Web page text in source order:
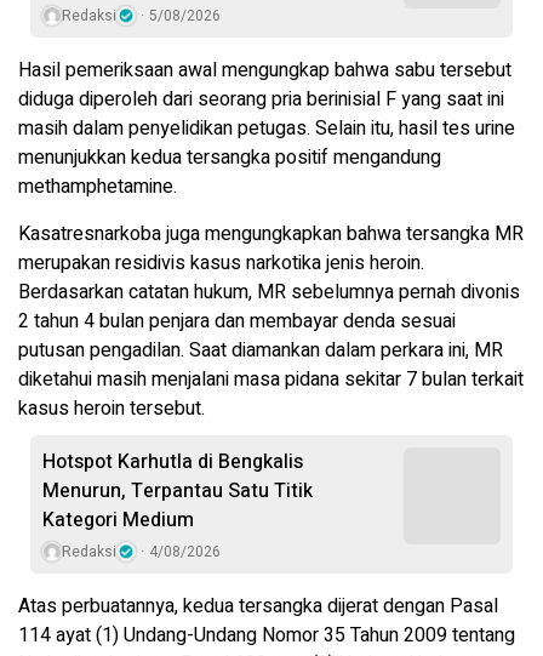
Redaksi 5/08/2026
Hasil pemeriksaan awal mengungkap bahwa sabu tersebut
diduga diperoleh dari seorang pria berinisial F yang saat ini
masih dalam penyelidikan petugas. Selain itu, hasil tes urine
menunjukkan kedua tersangka positif mengandung
methamphetamine.
Kasatresnarkoba juga mengungkapkan bahwa tersangka MR
merupakan residivis kasus narkotika jenis heroin.
Berdasarkan catatan hukum, MR sebelumnya pernah divonis
2 tahun 4 bulan penjara dan membayar denda sesuai
putusan pengadilan. Saat diamankan dalam perkara ini, MR
diketahui masih menjalani masa pidana sekitar 7 bulan terkait
kasus heroin tersebut.
Hotspot Karhutla di Bengkalis
Menurun, Terpantau Satu Titik
Kategori Medium
Redaksi 4/08/2026
Atas perbuatannya, kedua tersangka dijerat dengan Pasal
114 ayat (1) Undang-Undang Nomor 35 Tahun 2009 tentang